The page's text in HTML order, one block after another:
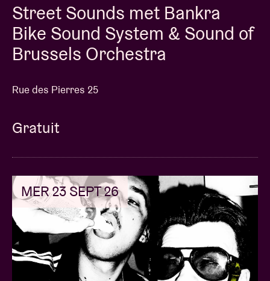
Street Sounds met Bankra
Bike Sound System & Sound of
Brussels Orchestra
Rue des Pierres 25
Gratuit
MER 23 SEPT 26